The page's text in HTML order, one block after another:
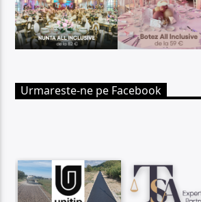
Urmareste-ne pe Facebook